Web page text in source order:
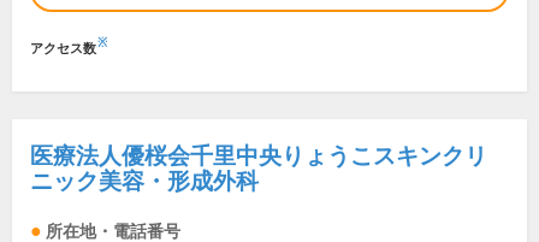
アクセス数※
医療法人優桜会千里中央りょうこスキンクリ
ニック美容・形成外科
所在地・電話番号